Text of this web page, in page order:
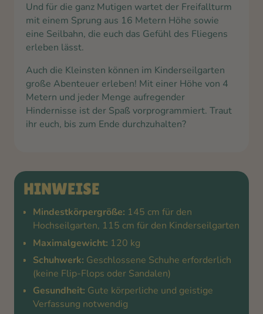
Und für die ganz Mutigen wartet der Freifallturm
mit einem Sprung aus 16 Metern Höhe sowie
eine Seilbahn, die euch das Gefühl des Fliegens
erleben lässt.
Auch die Kleinsten können im Kinderseilgarten
große Abenteuer erleben! Mit einer Höhe von 4
Metern und jeder Menge aufregender
Hindernisse ist der Spaß vorprogrammiert. Traut
ihr euch, bis zum Ende durchzuhalten?
HINWEISE
Mindestkörpergröße: 145 cm für den
Hochseilgarten, 115 cm für den Kinderseilgarten
Maximalgewicht: 120 kg
Schuhwerk: Geschlossene Schuhe erforderlich
(keine Flip-Flops oder Sandalen)
Gesundheit: Gute körperliche und geistige
Verfassung notwendig